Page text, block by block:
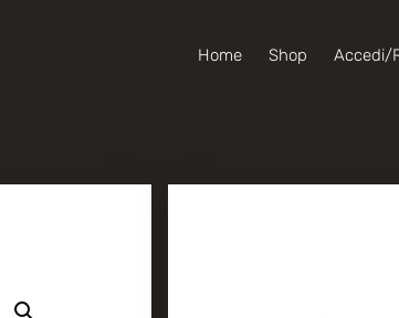
Home Shop Accedi/